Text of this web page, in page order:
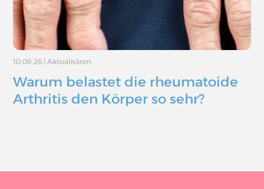
10.08.26 Aktualitäten
Warum belastet die rheumatoide
Arthritis den Körper so sehr?